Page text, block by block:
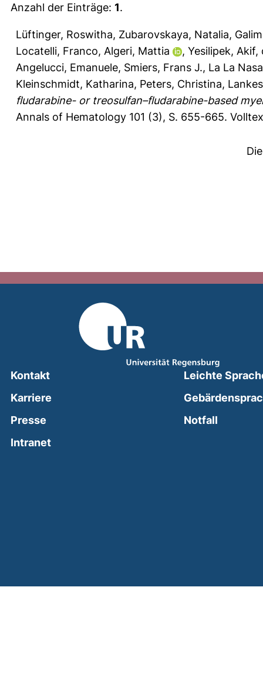
Anzahl der Einträge: 1.
Lüftinger, Roswitha, Zubarovskaya, Natalia,
Locatelli, Franco, Algeri, Mattia , Yesilipek, Akif,
Angelucci, Emanuele, Smiers, Frans J., La La
Kleinschmidt, Katharina, Peters, Christina,
fludarabine- or treosulfan–fludarabine-based
Annals of Hematology 101 (3), S. 655-665.
Kontakt
Karriere
Presse
Intranet(external link, opens in a new window)
Leichte
Notfall